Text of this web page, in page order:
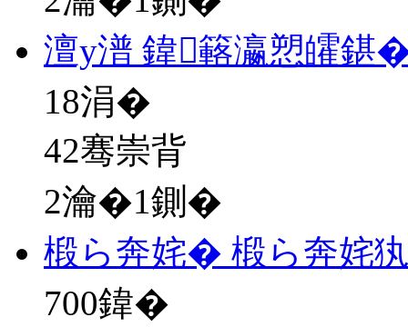
澶у潽 鍏簵瀛愬皬鍖
18涓�
42骞崇背
2瀹�1鍘�
椴ら奔姹� 椴ら奔姹
700鍏�